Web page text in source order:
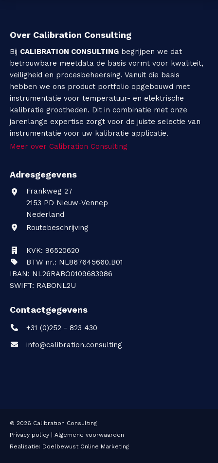
e
r
c
b
Over Calibration Consulting
Bij CALIBRATION CONSULTING begrijpen we dat
betrouwbare meetdata de basis vormt voor kwaliteit,
veiligheid en procesbeheersing. Vanuit die basis
hebben we ons product portfolio opgebouwd met
instrumentatie voor temperatuur- en elektrische
kalibratie grootheden. Dit in combinatie met onze
jarenlange expertise zorgt voor de juiste selectie van
instrumentatie voor uw kalibratie applicatie.
Meer over Calibration Consulting
Adresgegevens
Frankweg 27
2153 PD Nieuw-Vennep
Nederland
Routebeschrijving
KVK: 96520620
BTW nr.: NL867645660.B01
IBAN: NL26RABO0109683986
SWIFT: RABONL2U
Contactgegevens
+31 (0)252 - 823 430
info@calibration.consulting
© 2026 Calibration Consulting
Privacy policy
Algemene voorwaarden
Realisatie: Doelbewust Online Marketing